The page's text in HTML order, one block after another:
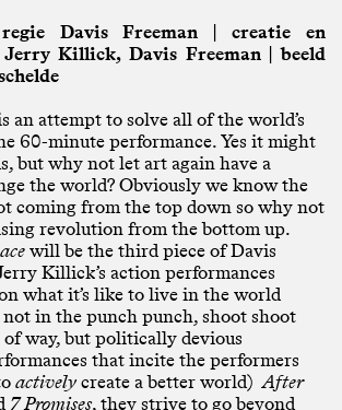
Davis Freeman | creatie en
Killick, Davis Freeman | beeld
an attempt to solve all of the world’s
60-minute performance. Yes it might
but why not let art again have a
the world? Obviously we know the
coming from the top down so why not
revolution from the bottom up.
will be the third piece of Davis
Killick’s action performances
what it’s like to live in the world
in the punch punch, shoot shoot
way, but politically devious
that incite the performers
actively create a better world)After
7 Promises, they strive to go beyond